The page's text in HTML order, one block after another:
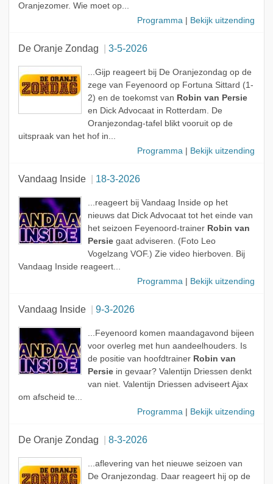
Oranjezomer. Wie moet op...
Programma
Bekijk uitzending
De Oranje Zondag 3-5-2026
...Gijp reageert bij De Oranjezondag op de
zege van Feyenoord op Fortuna Sittard (1-
2) en de toekomst van Robin van Persie
en Dick Advocaat in Rotterdam. De
Oranjezondag-tafel blikt vooruit op de
uitspraak van het hof in...
Programma
Bekijk uitzending
Vandaag Inside 18-3-2026
...reageert bij Vandaag Inside op het
nieuws dat Dick Advocaat tot het einde van
het seizoen Feyenoord-trainer Robin van
Persiegaat adviseren. (Foto Leo
Vogelzang VOF.) Zie video hierboven. Bij
Vandaag Inside reageert...
Programma
Bekijk uitzending
Vandaag Inside 9-3-2026
...Feyenoord komen maandagavond bijeen
voor overleg met hun aandeelhouders. Is
de positie van hoofdtrainer Robin van
Persiein gevaar? Valentijn Driessen denkt
van niet. Valentijn Driessen adviseert Ajax
om afscheid te...
Programma
Bekijk uitzending
De Oranje Zondag 8-3-2026
...aflevering van het nieuwe seizoen van
De Oranjezondag. Daar reageert hij op de